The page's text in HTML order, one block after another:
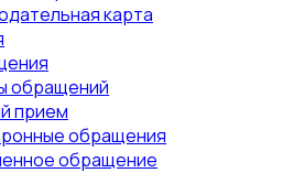
карта
обращений
прием
обращения
обращение